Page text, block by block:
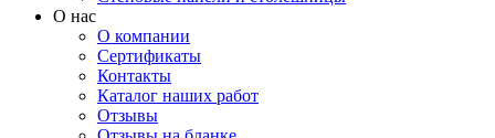
О нас
О компании
Сертификаты
Контакты
Каталог наших работ
Отзывы